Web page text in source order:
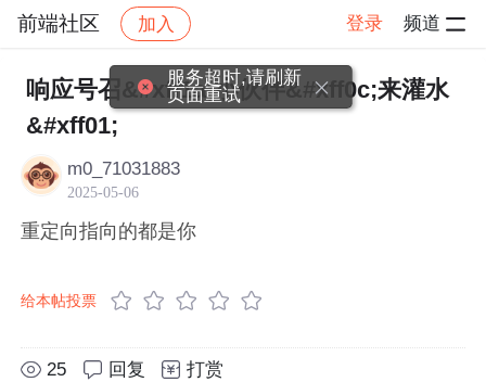
前端社区 加入 登录 频道
社区 前端社区 感慨 帖子详情
响应号召&#xff1a;小伙伴&#xff0c;来灌水
&#xff01;
m0_71031883
2025-05-06
重定向指向的都是你
给本帖投票
25 回复 打赏
服务超时,请刷新
页面重试